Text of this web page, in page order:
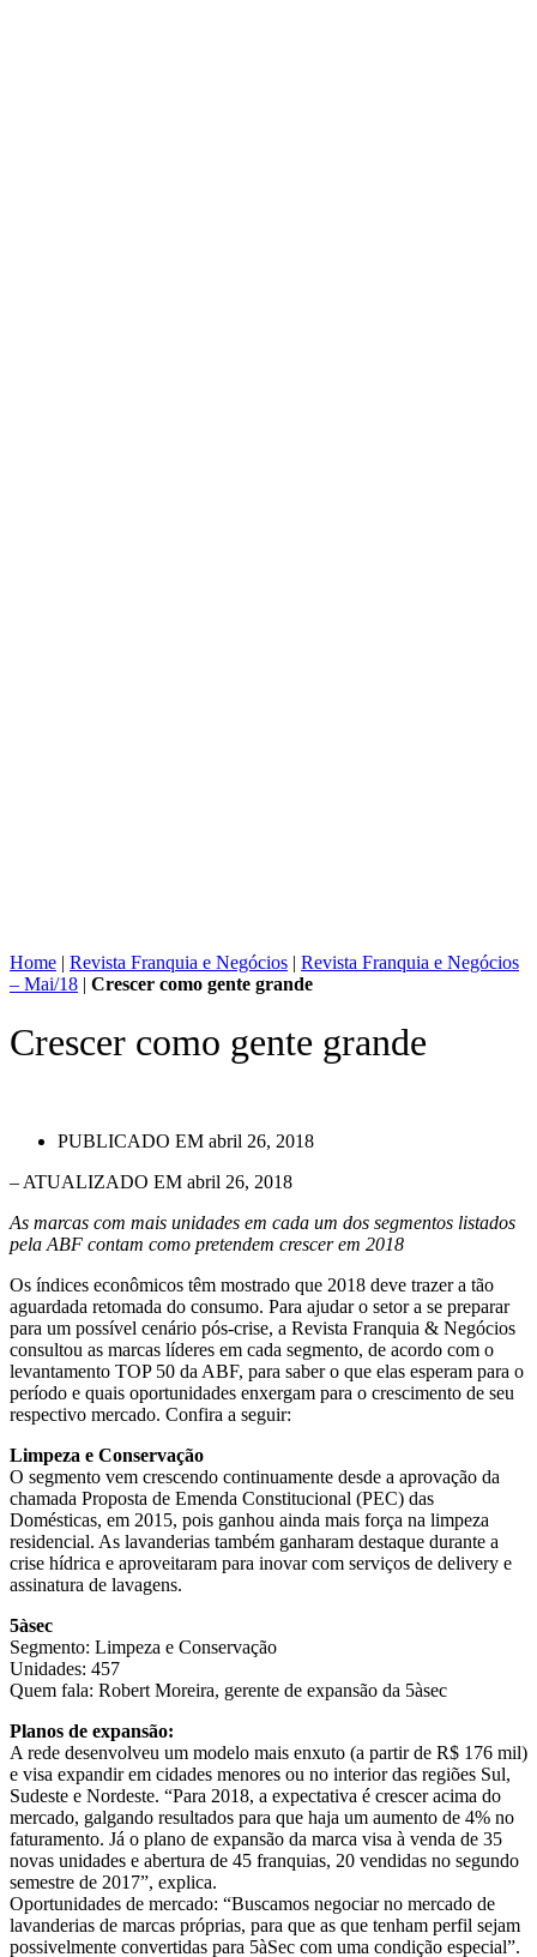
Home | Revista Franquia e Negócios | Revista Franquia e Negócios
– Mai/18 | Crescer como gente grande
Crescer como gente grande
PUBLICADO EM abril 26, 2018
– ATUALIZADO EM abril 26, 2018
As marcas com mais unidades em cada um dos segmentos listados
pela ABF contam como pretendem crescer em 2018
Os índices econômicos têm mostrado que 2018 deve trazer a tão
aguardada retomada do consumo. Para ajudar o setor a se preparar
para um possível cenário pós-crise, a Revista Franquia & Negócios
consultou as marcas líderes em cada segmento, de acordo com o
levantamento TOP 50 da ABF, para saber o que elas esperam para o
período e quais oportunidades enxergam para o crescimento de seu
respectivo mercado. Confira a seguir:
Limpeza e Conservação
O segmento vem crescendo continuamente desde a aprovação da
chamada Proposta de Emenda Constitucional (PEC) das
Domésticas, em 2015, pois ganhou ainda mais força na limpeza
residencial. As lavanderias também ganharam destaque durante a
crise hídrica e aproveitaram para inovar com serviços de delivery e
assinatura de lavagens.
5àsec
Segmento: Limpeza e Conservação
Unidades: 457
Quem fala: Robert Moreira, gerente de expansão da 5àsec
Planos de expansão:
A rede desenvolveu um modelo mais enxuto (a partir de R$ 176 mil)
e visa expandir em cidades menores ou no interior das regiões Sul,
Sudeste e Nordeste. “Para 2018, a expectativa é crescer acima do
mercado, galgando resultados para que haja um aumento de 4% no
faturamento. Já o plano de expansão da marca visa à venda de 35
novas unidades e abertura de 45 franquias, 20 vendidas no segundo
semestre de 2017”, explica.
Oportunidades de mercado: “Buscamos negociar no mercado de
lavanderias de marcas próprias, para que as que tenham perfil sejam
possivelmente convertidas para 5àSec com uma condição especial”.